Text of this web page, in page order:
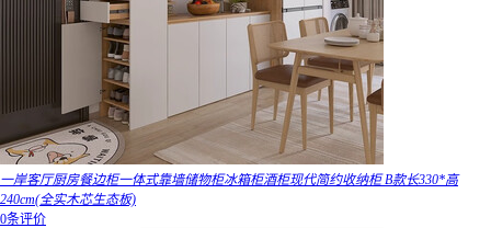
一岸客厅厨房餐边柜一体式靠墙储物柜冰箱柜酒柜现代简约收纳柜 B款长330*高
240cm(全实木芯生态板)
0条评价